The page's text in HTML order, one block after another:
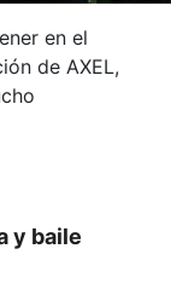
en el
de AXEL,
y baile